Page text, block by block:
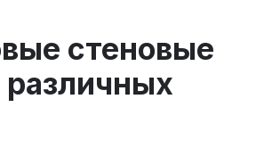
стеновые
различных